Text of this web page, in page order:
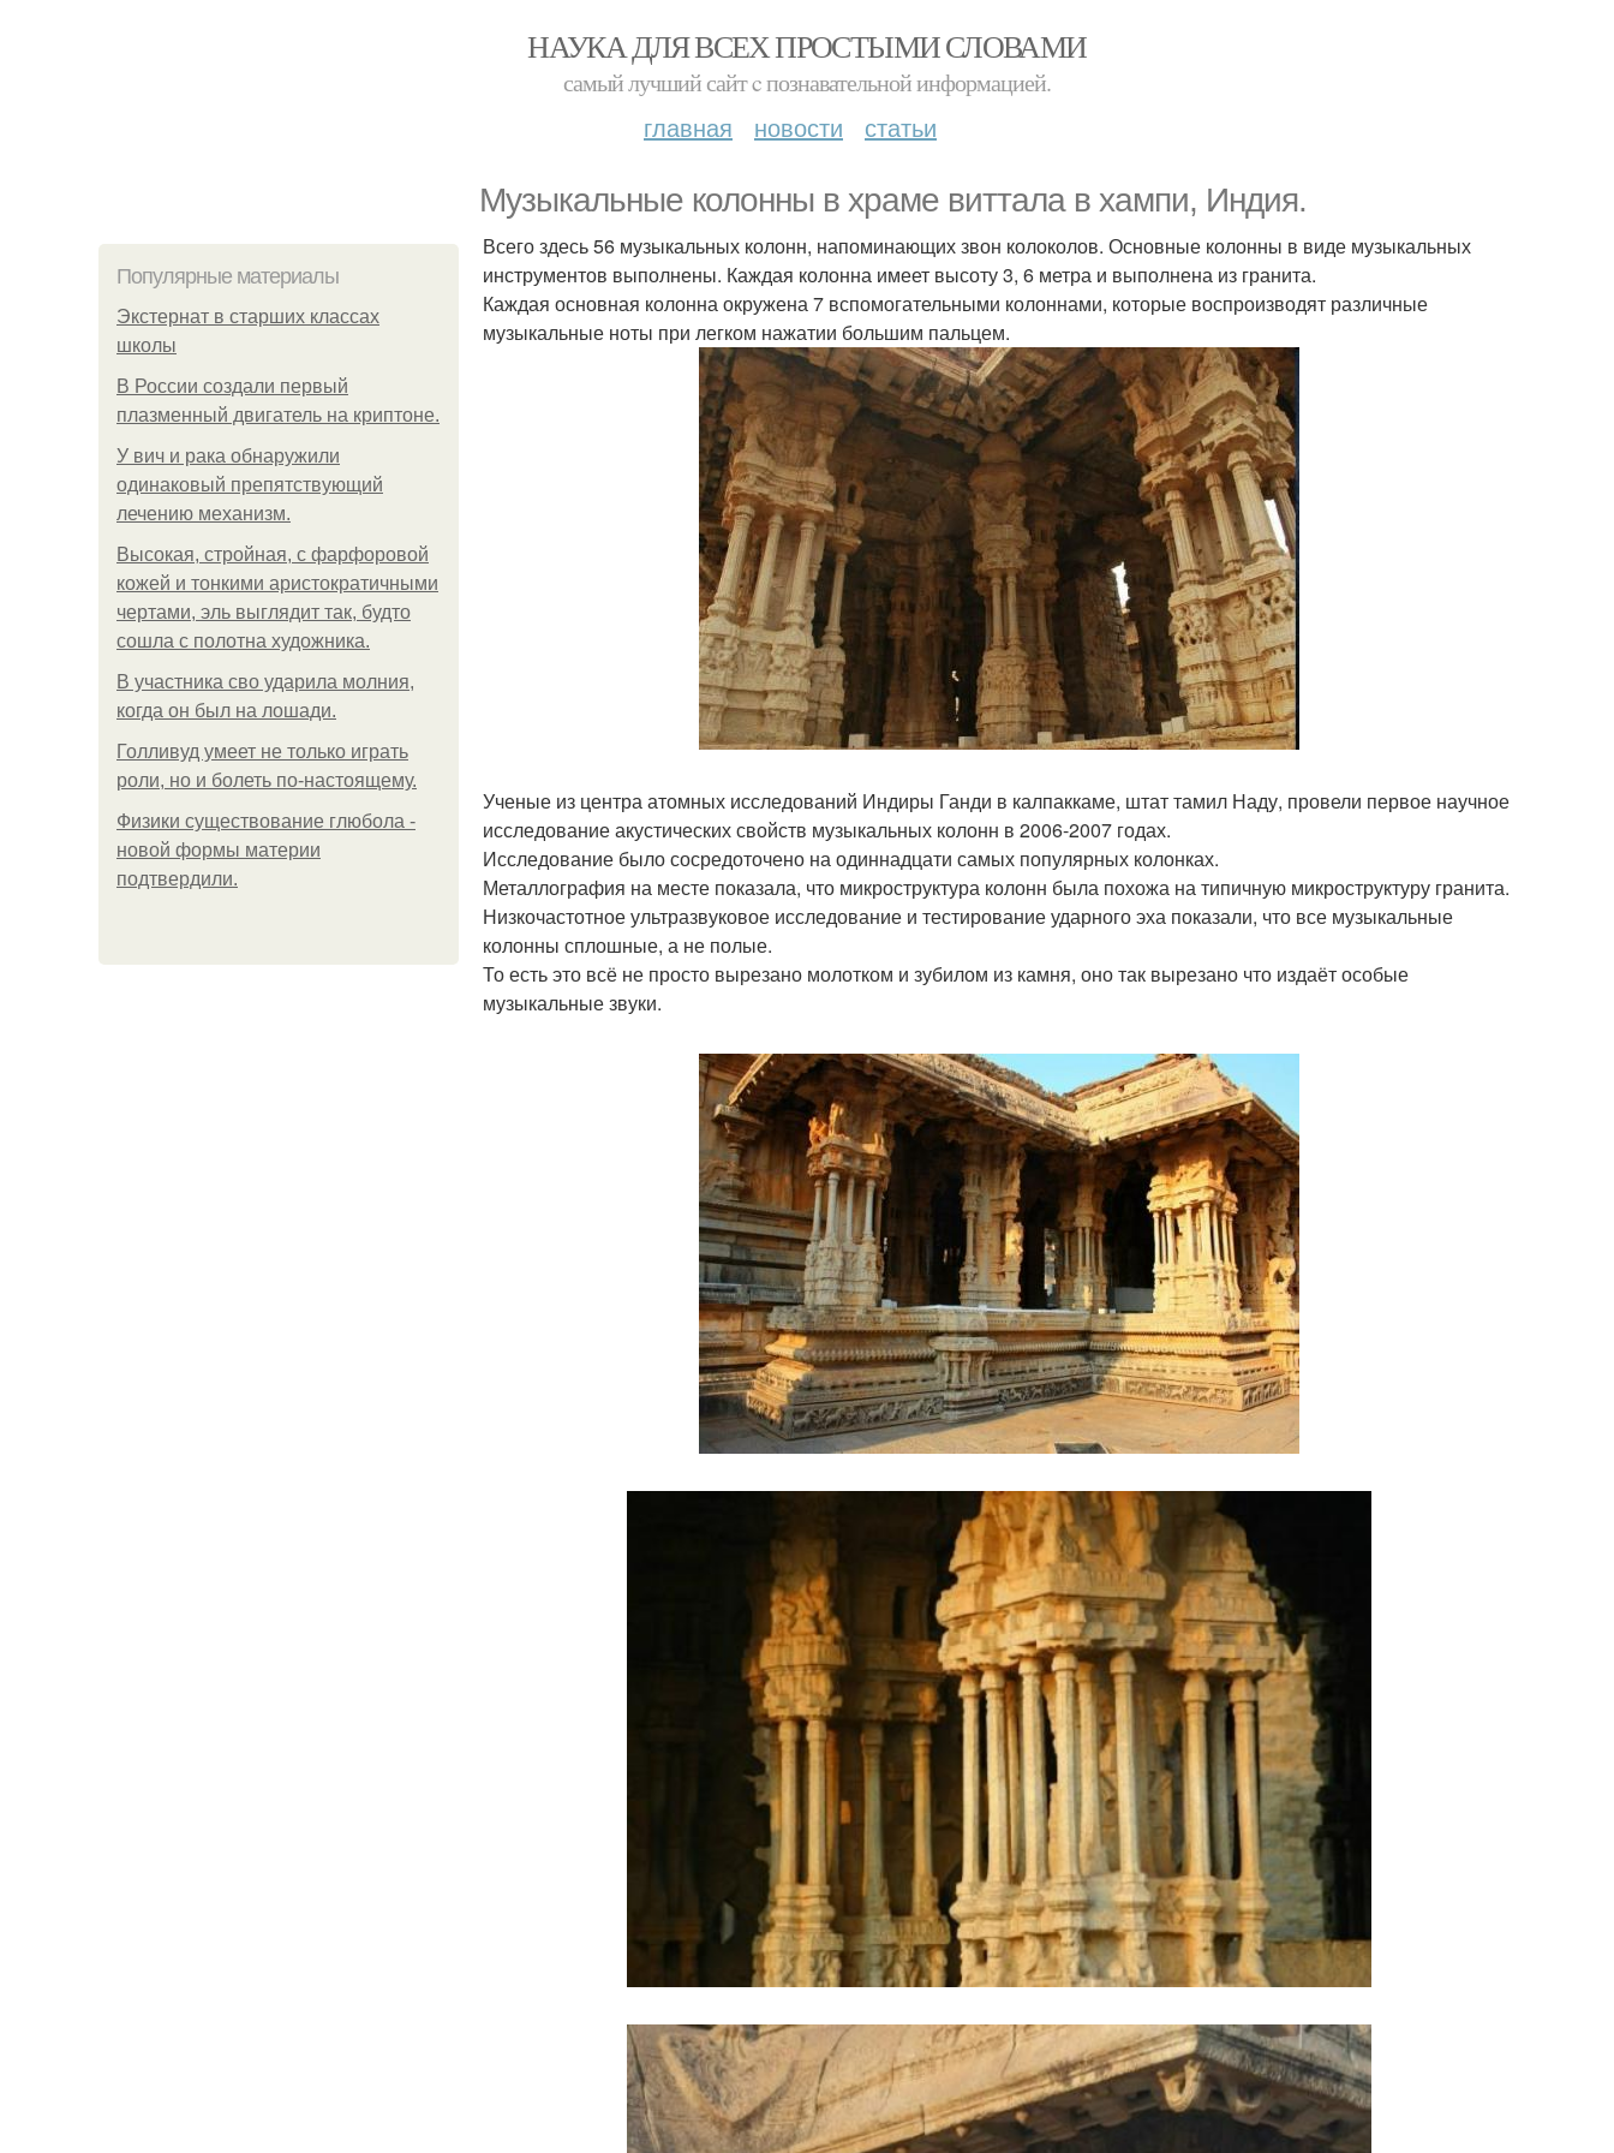
НАУКА ДЛЯ ВСЕХ ПРОСТЫМИ СЛОВАМИ
самый лучший сайт c познавательной информацией.
главная новости статьи
Музыкальные колонны в храме виттала в хампи, Индия.
Популярные материалы
Экстернат в старших классах
школы
В России создали первый
плазменный двигатель на криптоне.
У вич и рака обнаружили
одинаковый препятствующий
лечению механизм.
Высокая, стройная, с фарфоровой
кожей и тонкими аристократичными
чертами, эль выглядит так, будто
сошла с полотна художника.
В участника сво ударила молния,
когда он был на лошади.
Голливуд умеет не только играть
роли, но и болеть по-настоящему.
Физики существование глюбола -
новой формы материи
подтвердили.
Всего здесь 56 музыкальных колонн, напоминающих звон колоколов. Основные колонны в виде музыкальных
инструментов выполнены. Каждая колонна имеет высоту 3, 6 метра и выполнена из гранита.
Каждая основная колонна окружена 7 вспомогательными колоннами, которые воспроизводят различные
музыкальные ноты при легком нажатии большим пальцем.
Ученые из центра атомных исследований Индиры Ганди в калпаккаме, штат тамил Наду, провели первое научное
исследование акустических свойств музыкальных колонн в 2006-2007 годах.
Исследование было сосредоточено на одиннадцати самых популярных колонках.
Металлография на месте показала, что микроструктура колонн была похожа на типичную микроструктуру гранита.
Низкочастотное ультразвуковое исследование и тестирование ударного эха показали, что все музыкальные
колонны сплошные, а не полые.
То есть это всё не просто вырезано молотком и зубилом из камня, оно так вырезано что издаёт особые
музыкальные звуки.